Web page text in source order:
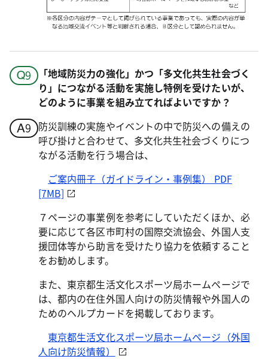
「地域防災力の強化」かつ「多文化共生社会づく
り」につながる活動を実施し特例を受けたいが、
どのように事業を組み立てればよいですか？
防災訓練の実施やイベントの中で防災への備えの
呼び掛けと合わせて、多文化共生社会づくりにつ
ながる活動を行う場合は、
ご案内冊子（ガイドライン・事例集） PDF
[7MB]
７ページの事業例を参考にしていただくほか、必
要に応じて各区市町村の国際交流協会、外国人支
援団体等から助言を受けたり協力を依頼すること
をお勧めします。
また、東京都生活文化スポーツ局ホームページで
は、都内の在住外国人向けの防災情報や外国人の
ためのヘルプカードを掲載しております。
東京都生活文化スポーツ局ホームページ（外国
人向け防災情報）